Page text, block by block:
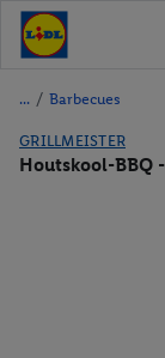
/ Barbecues
GRILLMEISTER
Houtskool-BBQ